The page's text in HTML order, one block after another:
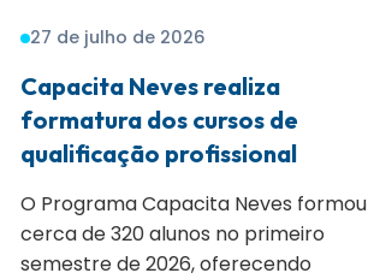
27 de julho de 2026
Capacita Neves realiza
formatura dos cursos de
qualificação profissional
O Programa Capacita Neves formou
cerca de 320 alunos no primeiro
semestre de 2026, oferecendo